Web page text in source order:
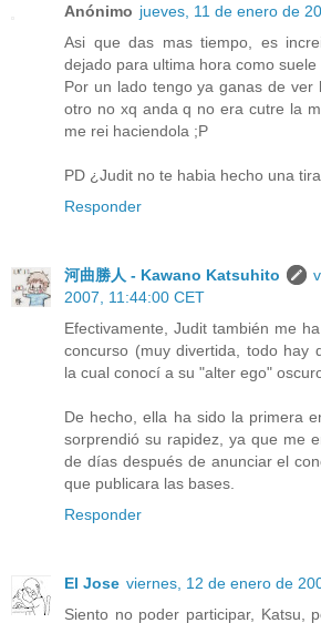
Anónimo jueves, 11 de enero de
Asi que das mas tiempo, es
dejado para ultima hora como
Por un lado tengo ya ganas de ver
otro no xq anda q no era cutre la
me rei haciendola ;P
PD ¿Judit no te habia hecho una
Responder
河曲勝人 - Kawano Katsuhito
2007, 11:44:00 CET
Efectivamente, Judit también me
concurso (muy divertida, todo hay
la cual conocí a su "alter ego"
De hecho, ella ha sido la primera
sorprendió su rapidez, ya que me
de días después de anunciar el
que publicara las bases.
Responder
El Jose viernes, 12 de enero de
Siento no poder participar, Katsu,